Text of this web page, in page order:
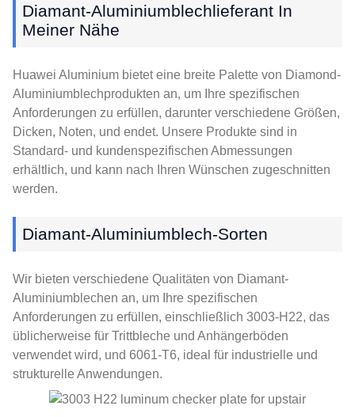
Diamant-Aluminiumblechlieferant In
Meiner Nähe
Huawei Aluminium bietet eine breite Palette von Diamond-
Aluminiumblechprodukten an, um Ihre spezifischen
Anforderungen zu erfüllen, darunter verschiedene Größen,
Dicken, Noten, und endet. Unsere Produkte sind in
Standard- und kundenspezifischen Abmessungen
erhältlich, und kann nach Ihren Wünschen zugeschnitten
werden.
Diamant-Aluminiumblech-Sorten
Wir bieten verschiedene Qualitäten von Diamant-
Aluminiumblechen an, um Ihre spezifischen
Anforderungen zu erfüllen, einschließlich 3003-H22, das
üblicherweise für Trittbleche und Anhängerböden
verwendet wird, und 6061-T6, ideal für industrielle und
strukturelle Anwendungen.